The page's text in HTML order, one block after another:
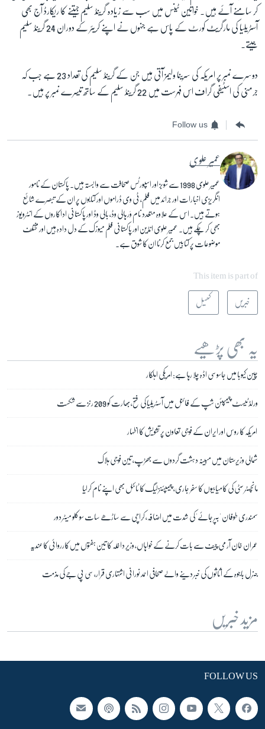
کر سامنے آئے ہیں۔ خواتین ٹینس میں سب سے زیادہ گرینڈ سلیم جیتنے کا ریکارڈ آج بھی
آسٹریلیا کی مارگریٹ کورٹ کے پاس ہے جنہوں نے اپنے کریئر کے دوران 24 گرینڈ سلیم
جیتے۔
دوسرے نمبر پر امریکہ کی سرینا ولیمز آتی ہیں جن کے گرینڈ سلیم کی تعداد 23 ہے جب کہ
جرمنی کی اسٹیفی گراف اس فہرست میں 22 گرینڈ سلیم کے ساتھ تیسرے نمبر پر ہیں۔
Follow us
عمیر علوی
عمیر علوی 1998 سے شوبز اور اسپورٹس صحافت سے وابستہ ہیں۔ پاکستان کے نامور
انگریزی اخبارات اور جرائد میں فلم، ٹی وی ڈراموں اور کتابوں پر ان کے تبصرے شائع
ہوتے ہیں۔ اس کے علاوہ متعدد نام وَر ہالی وڈ، بالی وڈ اور پاکستانی اداکاروں کے انٹرویوز
بھی کر چکے ہیں۔ عمیر علوی انڈین اور پاکستانی فلم میوزک کے دل دادہ ہیں اور مختلف
موضوعات پر کتابیں جمع کرنا ان کا شوق ہے۔
This item is part of
خبریں کھیل
یہ بھی پڑھیے
چین کیوبا میں جاسوسی اڈہ چلا رہا ہے: امریکی اہلکار
ورلڈ ٹیسٹ چیمپئن شپ کے فائنل میں آسٹریلیا کی فتح، بھارت کو 209 رنز سے شکست
امریکہ کا روس اور ایران کے فوجی تعاون پر تشویش کا اظہار
شمالی وزیرستان میں مبینہ دہشت گردوں سے جھڑپ، تین فوجی ہلاک
مانچسٹر سٹی کی کامیابیوں کا سفر جاری، چیمپئنز لیگ کا ٹائٹل بھی اپنے نام کرلیا
سمندری طوفان 'بپر جائے' کی شدت میں اضافہ، کراچی سے ساڑھے سات سو کلو میٹر دور
عمران خان آرمی چیف سے بات کرنے کے خواہاں، وزیرِ داخلہ کا تین ہفتوں میں کارروائی کا عندیہ
جنرل باجوہ کے اثاثوں کی خبر دینے والے صحافی احمد نورانی اشتہاری قرار، سی پی جے کی مذمت
مزید خبریں
FOLLOW US